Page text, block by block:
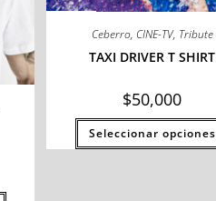
Ceberro, CINE-TV, Tribute
TAXI DRIVER T SHIRT
$50,000
Seleccionar opciones